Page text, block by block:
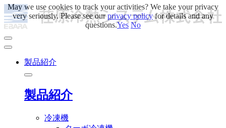
製品紹介
製品紹介
冷凍機
May we use cookies to track your activities? We take your privacy
very seriously. Please see ourprivacy policyfor details and any
questions.Yes No